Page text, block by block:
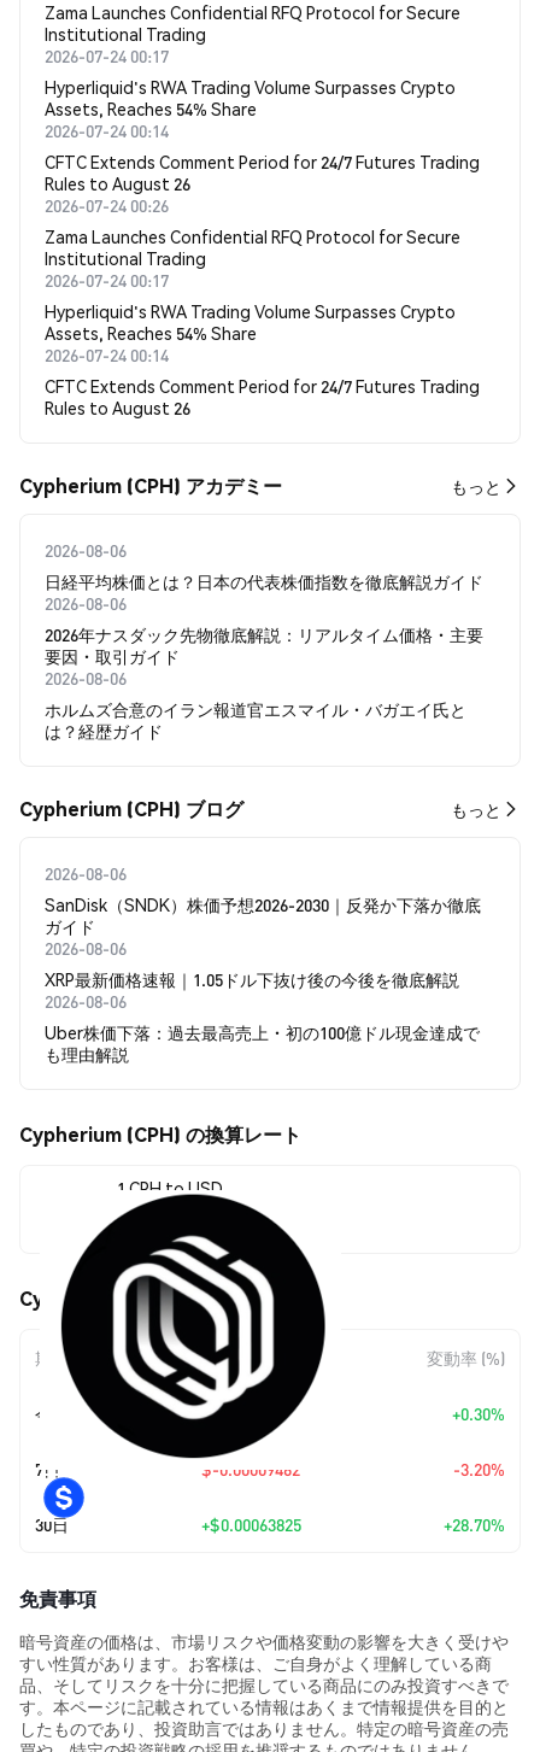
Zama Launches Confidential RFQ Protocol for Secure
Institutional Trading
2026-07-24 00:17
Hyperliquid's RWA Trading Volume Surpasses Crypto
Assets, Reaches 54% Share
2026-07-24 00:14
CFTC Extends Comment Period for 24/7 Futures Trading
Rules to August 26
2026-07-24 00:26
Zama Launches Confidential RFQ Protocol for Secure
Institutional Trading
2026-07-24 00:17
Hyperliquid's RWA Trading Volume Surpasses Crypto
Assets, Reaches 54% Share
2026-07-24 00:14
CFTC Extends Comment Period for 24/7 Futures Trading
Rules to August 26
Cypherium (CPH) アカデミー もっと
2026-08-06
日経平均株価とは？日本の代表株価指数を徹底解説ガイド
2026-08-06
2026年ナスダック先物徹底解説：リアルタイム価格・主要
要因・取引ガイド
2026-08-06
ホルムズ合意のイラン報道官エスマイル・バガエイ氏と
は？経歴ガイド
Cypherium (CPH) ブログ もっと
2026-08-06
SanDisk（SNDK）株価予想2026-2030｜反発か下落か徹底
ガイド
2026-08-06
XRP最新価格速報｜1.05ドル下抜け後の今後を徹底解説
2026-08-06
Uber株価下落：過去最高売上・初の100億ドル現金達成で
も理由解説
Cypherium (CPH) の換算レート
1 CPH to USD
$0.00286211
Cypherium (CPH) の価格変動
期間 金額変動 変動率 (%)
今日 +$0.00000856 +0.30%
7日 $-0.00009462 -3.20%
30日 +$0.00063825 +28.70%
免責事項
暗号資産の価格は、市場リスクや価格変動の影響を大きく受けや
すい性質があります。お客様は、ご自身がよく理解している商
品、そしてリスクを十分に把握している商品にのみ投資すべきで
す。本ページに記載されている情報はあくまで情報提供を目的と
したものであり、投資助言ではありません。特定の暗号資産の売